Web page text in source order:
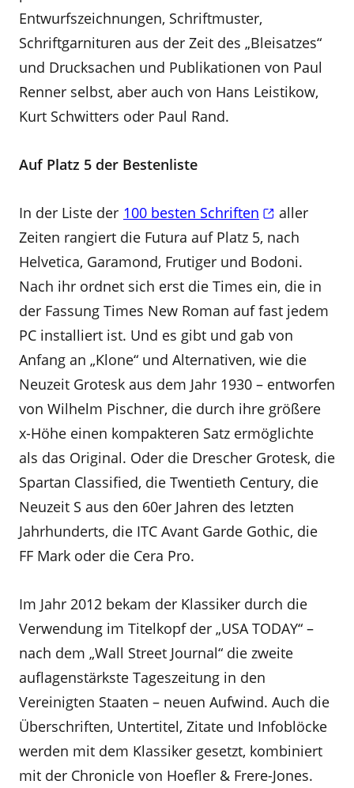
Entwurfszeichnungen, Schriftmuster,
Schriftgarnituren aus der Zeit des „Bleisatzes“
und Drucksachen und Publikationen von Paul
Renner selbst, aber auch von Hans Leistikow,
Kurt Schwitters oder Paul Rand.
Auf Platz 5 der Bestenliste
In der Liste der 100 besten Schriften
aller
Zeiten rangiert die Futura auf Platz 5, nach
Helvetica, Garamond, Frutiger und Bodoni.
Nach ihr ordnet sich erst die Times ein, die in
der Fassung Times New Roman auf fast jedem
PC installiert ist. Und es gibt und gab von
Anfang an „Klone“ und Alternativen, wie die
Neuzeit Grotesk aus dem Jahr 1930 – entworfen
von Wilhelm Pischner, die durch ihre größere
x-Höhe einen kompakteren Satz ermöglichte
als das Original. Oder die Drescher Grotesk, die
Spartan Classified, die Twentieth Century, die
Neuzeit S aus den 60er Jahren des letzten
Jahrhunderts, die ITC Avant Garde Gothic, die
FF Mark oder die Cera Pro.
Im Jahr 2012 bekam der Klassiker durch die
Verwendung im Titelkopf der „USA TODAY“ –
nach dem „Wall Street Journal“ die zweite
auflagenstärkste Tageszeitung in den
Vereinigten Staaten – neuen Aufwind. Auch die
Überschriften, Untertitel, Zitate und Infoblöcke
werden mit dem Klassiker gesetzt, kombiniert
mit der Chronicle von Hoefler & Frere-Jones.